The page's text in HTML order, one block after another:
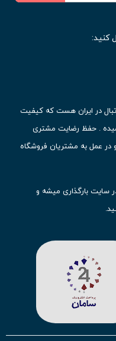
کنید:
در ایران هست که کیفیت
میده . حفظ رضایت مشتری
عمل به مشتریان فروشگاه
سایت بارگذاری میشه و
دنیای فوتبال، تعداد
شامل
لباس رئال مادرید
لباس منچستر سیتی
ولباس تیم ملی